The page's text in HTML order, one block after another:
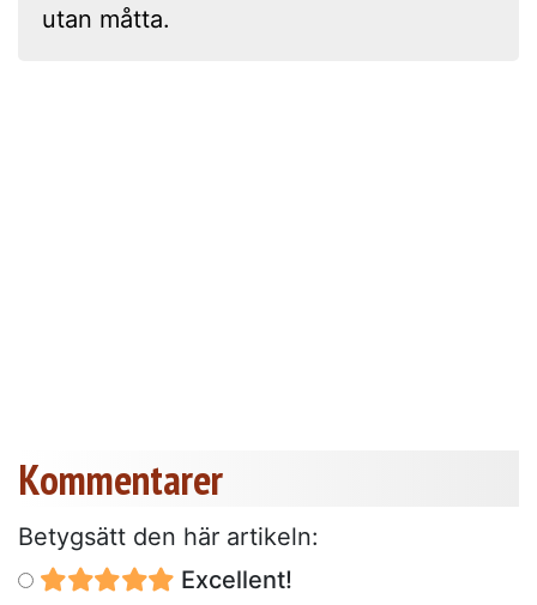
utan måtta.
Kommentarer
Betygsätt den här artikeln:
Excellent!